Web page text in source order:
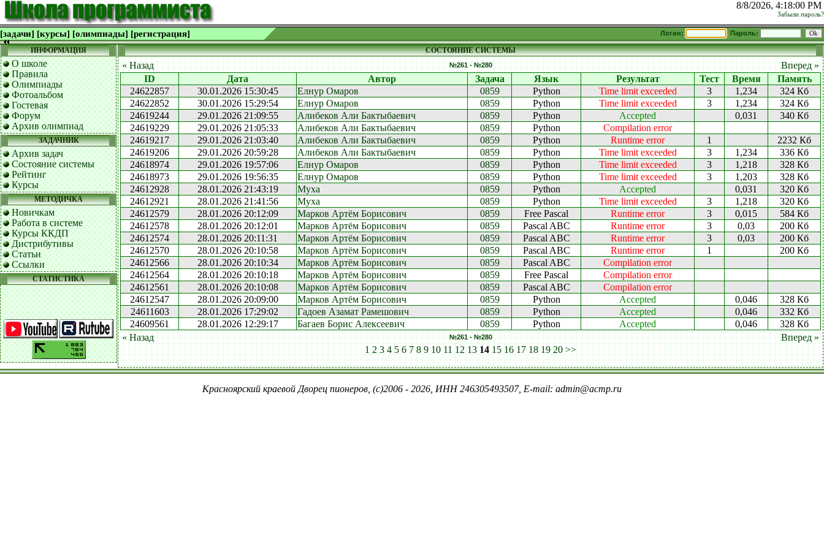
8/8/2026, 4:18:00 PM
Забыли пароль?
[задачи] [курсы] [олимпиады] [регистрация] Логин: Пароль:
ИНФОРМАЦИЯ
О школе
Правила
Олимпиады
Фотоальбом
Гостевая
Форум
Архив олимпиад
ЗАДАЧНИК
Архив задач
Состояние системы
Рейтинг
Курсы
МЕТОДИЧКА
Новичкам
Работа в системе
Курсы ККДП
Дистрибутивы
Статьи
Ссылки
СТАТИСТИКА
СОСТОЯНИЕ СИСТЕМЫ
« Назад №261 - №280
Вперед »
ID
Дата Автор Задача Язык Результат Тест Время
Память
24622857
30.01.2026 15:30:45 Елнур Омаров 0859 Python Time limit exceeded 3 1,234
324 Кб
24622852
30.01.2026 15:29:54 Елнур Омаров 0859 Python Time limit exceeded 3 1,234
324 Кб
24619244
29.01.2026 21:09:55 Алибеков Али Бактыбаевич 0859 Python Accepted 0,031
340 Кб
24619229
29.01.2026 21:05:33 Алибеков Али Бактыбаевич 0859 Python
Compilation error
24619217
29.01.2026 21:03:40 Алибеков Али Бактыбаевич 0859 Python Runtime error 1
2232 Кб
24619206
29.01.2026 20:59:28 Алибеков Али Бактыбаевич 0859 Python Time limit exceeded 3 1,234
336 Кб
24618974
29.01.2026 19:57:06 Елнур Омаров 0859 Python Time limit exceeded 3 1,218
328 Кб
24618973
29.01.2026 19:56:35 Елнур Омаров 0859 Python Time limit exceeded 3 1,203
328 Кб
24612928
28.01.2026 21:43:19 Муха 0859 Python Accepted 0,031
320 Кб
24612921
28.01.2026 21:41:56 Муха 0859 Python Time limit exceeded 3 1,218
320 Кб
24612579
28.01.2026 20:12:09 Марков Артём Борисович 0859 Free Pascal Runtime error 3 0,015
584 Кб
24612578
28.01.2026 20:12:01 Марков Артём Борисович 0859 Pascal ABC Runtime error 3 0,03
200 Кб
24612574
28.01.2026 20:11:31 Марков Артём Борисович 0859 Pascal ABC Runtime error 3 0,03
200 Кб
24612570
28.01.2026 20:10:58 Марков Артём Борисович 0859 Pascal ABC Runtime error 1
200 Кб
24612566
28.01.2026 20:10:34 Марков Артём Борисович 0859 Pascal ABC
Compilation error
24612564
28.01.2026 20:10:18 Марков Артём Борисович 0859 Free Pascal
Compilation error
24612561
28.01.2026 20:10:08 Марков Артём Борисович 0859 Pascal ABC
Compilation error
24612547
28.01.2026 20:09:00 Марков Артём Борисович 0859 Python Accepted 0,046
328 Кб
24611603
28.01.2026 17:29:02 Гадоев Азамат Рамешович 0859 Python Accepted 0,046
332 Кб
24609561
28.01.2026 12:29:17 Багаев Борис Алексеевич 0859 Python Accepted 0,046
328 Кб
« Назад
№261 - №280
Вперед »
1 2 3 4 5 6 7 8 9 10 11 12 13 14 15 16 17 18 19 20 >>
Красноярский краевой Дворец пионеров, (c)2006 - 2026, ИНН 246305493507, E-mail: admin@acmp.ru